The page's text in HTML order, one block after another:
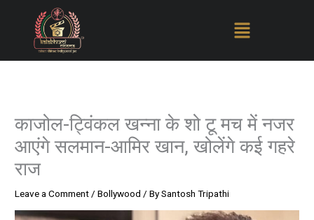
काजोल-ट्विंकल खन्ना के शो टू मच में नजर
आएंगे सलमान-आमिर खान, खोलेंगे कई गहरे
राज
Leave a Comment/Bollywood / BySantosh Tripathi